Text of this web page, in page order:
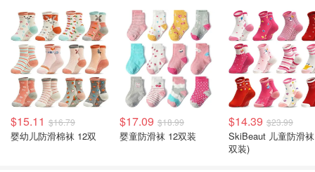
$15.11 $16.79
婴幼儿防滑棉袜 12双
$17.09 $18.99
婴童防滑袜 12双装
$14.39 $23.99
SkiBeaut 儿童防滑
双装)